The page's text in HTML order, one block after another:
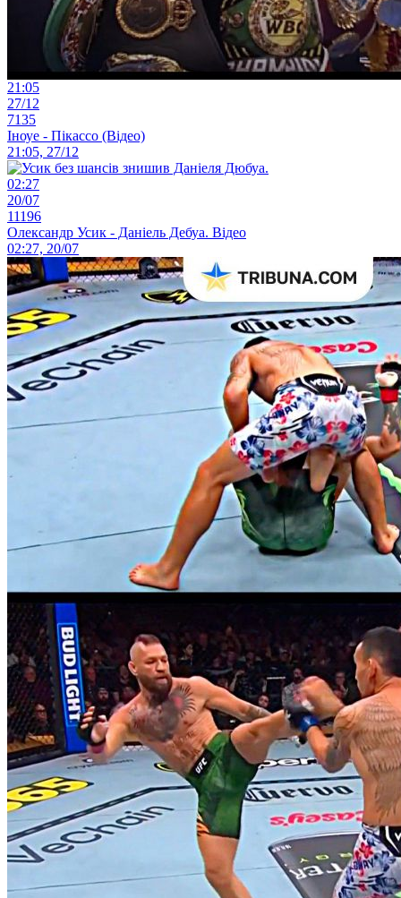
21:05
27/12
7135
Іноуе - Пікассо (Відео)
21:05, 27/12
02:27
20/07
11196
Олександр Усик - Даніель Дебуа. Відео
02:27, 20/07